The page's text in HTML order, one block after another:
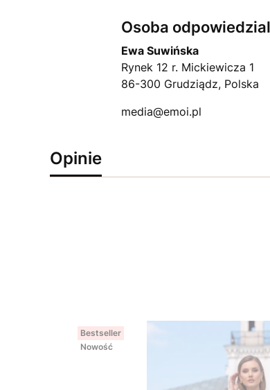
Osoba
Ewa Suwińska
Rynek 12 r. Mickiewicza 1
86-300 Grudziądz, Polska
media@emoi.pl
Opinie
Bestseller
Nowość